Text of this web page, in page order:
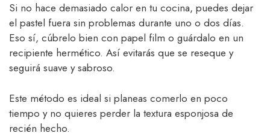
Si no hace demasiado calor en tu cocina, puedes dejar
el pastel fuera sin problemas durante uno o dos días.
Eso sí, cúbrelo bien con papel film o guárdalo en un
recipiente hermético. Así evitarás que se reseque y
seguirá suave y sabroso.
Este método es ideal si planeas comerlo en poco
tiempo y no quieres perder la textura esponjosa de
recién hecho.